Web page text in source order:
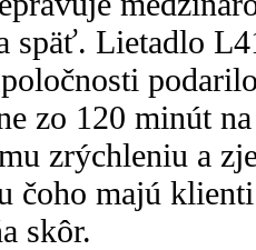
späť. Lietadlo
zo 120 minút
zrýchleniu a
čoho majú
skôr.